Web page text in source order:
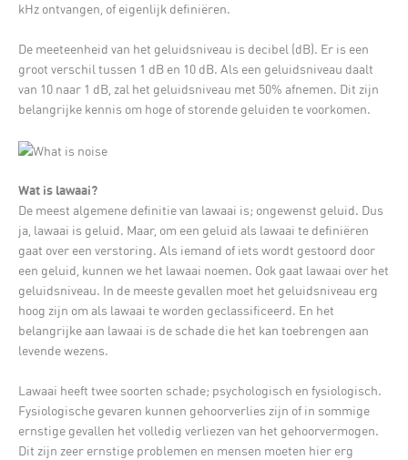
kHz ontvangen, of eigenlijk definiëren.
De meeteenheid van het geluidsniveau is decibel (dB). Er is een
groot verschil tussen 1 dB en 10 dB. Als een geluidsniveau daalt
van 10 naar 1 dB, zal het geluidsniveau met 50% afnemen. Dit zijn
belangrijke kennis om hoge of storende geluiden te voorkomen.
Wat is lawaai?
De meest algemene definitie van lawaai is; ongewenst geluid. Dus
ja, lawaai is geluid. Maar, om een geluid als lawaai te definiëren
gaat over een verstoring. Als iemand of iets wordt gestoord door
een geluid, kunnen we het lawaai noemen. Ook gaat lawaai over het
geluidsniveau. In de meeste gevallen moet het geluidsniveau erg
hoog zijn om als lawaai te worden geclassificeerd. En het
belangrijke aan lawaai is de schade die het kan toebrengen aan
levende wezens.
Lawaai heeft twee soorten schade; psychologisch en fysiologisch.
Fysiologische gevaren kunnen gehoorverlies zijn of in sommige
ernstige gevallen het volledig verliezen van het gehoorvermogen.
Dit zijn zeer ernstige problemen en mensen moeten hier erg